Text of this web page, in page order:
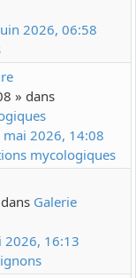
2026, 06:58
» dans
mai 2026, 14:08
mycologiques
Galerie
2026, 16:13